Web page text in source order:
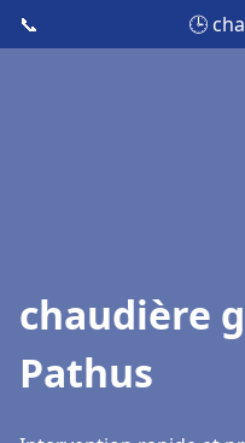
📞 🕒
chaudière
Pathus